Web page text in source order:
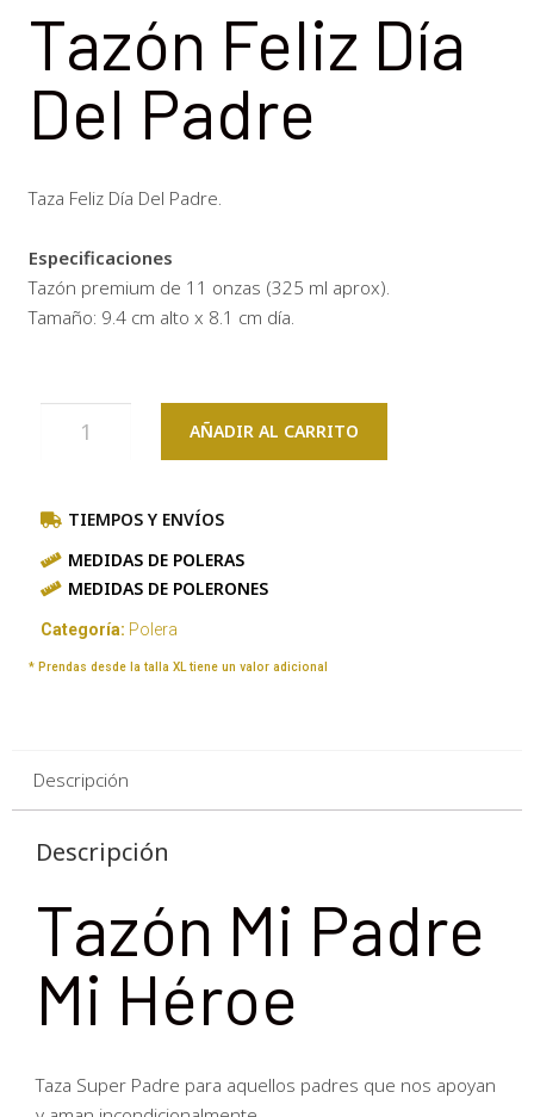
Tazón Feliz Día
Del Padre
Taza Feliz Día Del Padre.
Especificaciones
Tazón premium de 11 onzas (325 ml aprox).
Tamaño: 9.4 cm alto x 8.1 cm día.
AÑADIR AL CARRITO
TIEMPOS Y ENVÍOS
MEDIDAS DE POLERAS
MEDIDAS DE POLERONES
Categoría: Polera
* Prendas desde la talla XL tiene un valor adicional
Descripción
Descripción
Tazón Mi Padre
Mi Héroe
Taza Super Padre para aquellos padres que nos apoyan